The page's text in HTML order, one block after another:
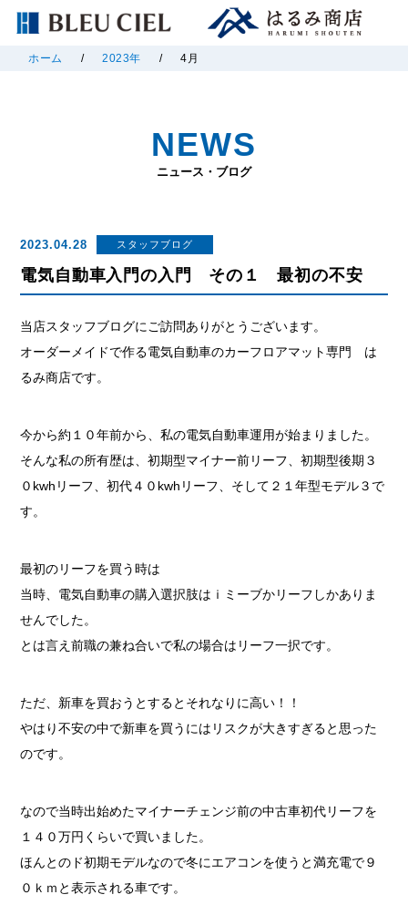
ホーム / 2023年 / 4月
NEWS
ニュース・ブログ
2023.04.28 スタッフブログ
電気自動車入門の入門 その１ 最初の不安
当店スタッフブログにご訪問ありがとうございます。
オーダーメイドで作る電気自動車のカーフロアマット専門 は
るみ商店です。
今から約１０年前から、私の電気自動車運用が始まりました。
そんな私の所有歴は、初期型マイナー前リーフ、初期型後期３
０kwhリーフ、初代４０kwhリーフ、そして２１年型モデル３で
す。
最初のリーフを買う時は
当時、電気自動車の購入選択肢はｉミーブかリーフしかありま
せんでした。
とは言え前職の兼ね合いで私の場合はリーフ一択です。
ただ、新車を買おうとするとそれなりに高い！！
やはり不安の中で新車を買うにはリスクが大きすぎると思った
のです。
なので当時出始めたマイナーチェンジ前の中古車初代リーフを
１４０万円くらいで買いました。
ほんとのド初期モデルなので冬にエアコンを使うと満充電で９
０ｋｍと表示される車です。